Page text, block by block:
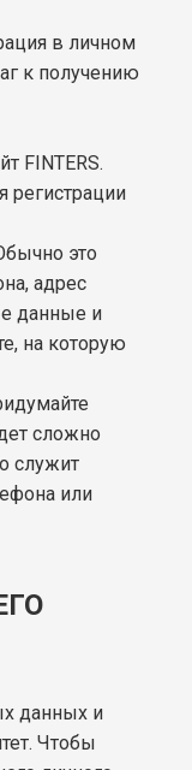
в личном
к получению
FINTERS.
регистрации
это
адрес
данные и
на которую
сложно
служит
или
данных и
Чтобы